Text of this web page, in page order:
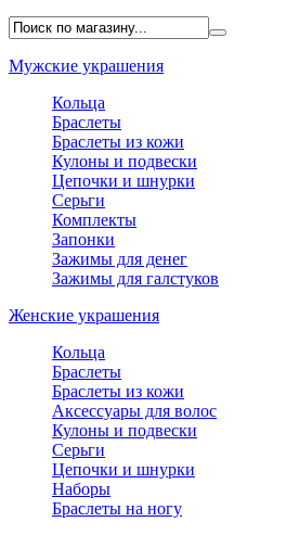
Мужские украшения
Кольца
Браслеты
Браслеты из кожи
Кулоны и подвески
Цепочки и шнурки
Серьги
Комплекты
Запонки
Зажимы для денег
Зажимы для галстуков
Женские украшения
Кольца
Браслеты
Браслеты из кожи
Аксессуары для волос
Кулоны и подвески
Серьги
Цепочки и шнурки
Наборы
Браслеты на ногу